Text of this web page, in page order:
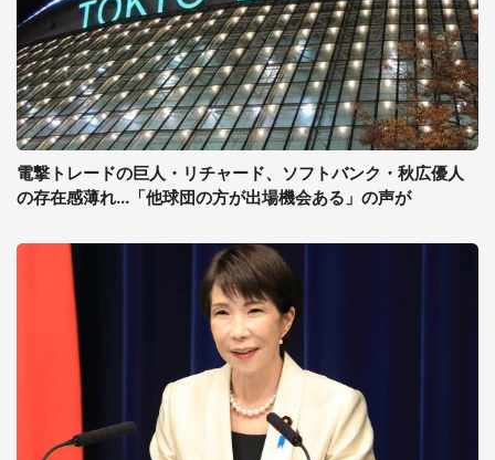
電撃トレードの巨人・リチャード、ソフトバンク・秋広優人
の存在感薄れ...「他球団の方が出場機会ある」の声が